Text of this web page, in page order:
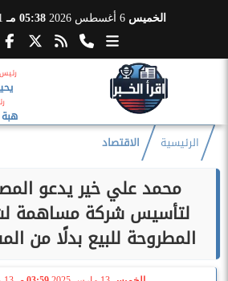
الخميس 05:38 مـ
الرئيسية الاقتصاد
محمد علي خير يدعو
لتأسيس شركة مساهمة
المطروحة للبيع بدلًا من